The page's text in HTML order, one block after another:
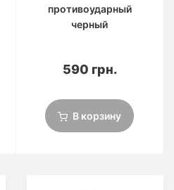
противоударный
черный
590 грн.
В корзину